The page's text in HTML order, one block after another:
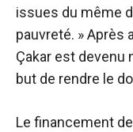
issues du même
pauvreté. » Après
Çakar est devenu
but de rendre le
Le financement